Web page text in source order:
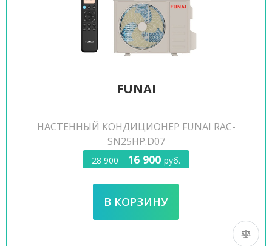
FUNAI
НАСТЕННЫЙ КОНДИЦИОНЕР FUNAI RAC-
SN25HP.D07
28 900 16 900 руб.